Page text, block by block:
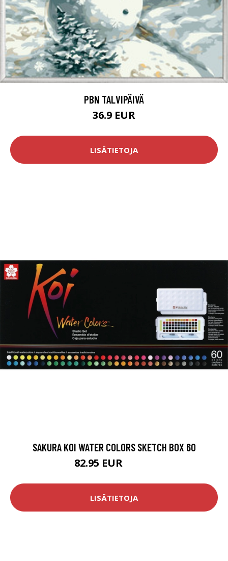
PBN TALVIPÄIVÄ
36.9 EUR
LISÄTIETOJA
SAKURA KOI WATER COLORS SKETCH BOX 60
82.95 EUR
LISÄTIETOJA